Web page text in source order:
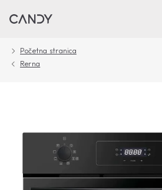
Početna stranica
Rerna